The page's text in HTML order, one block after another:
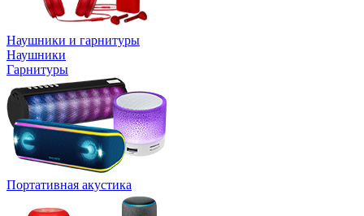
Наушники и гарнитуры
Наушники
Гарнитуры
Портативная акустика